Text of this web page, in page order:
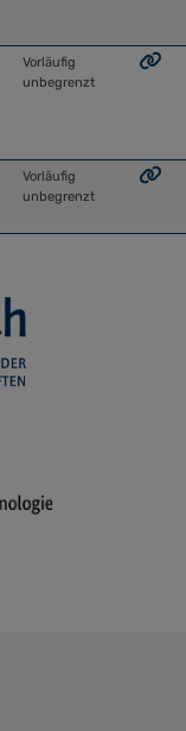
Vorläufig
unbegrenzt
Vorläufig
unbegrenzt